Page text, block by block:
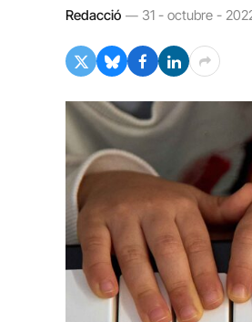
Redacció 31 - octubre -